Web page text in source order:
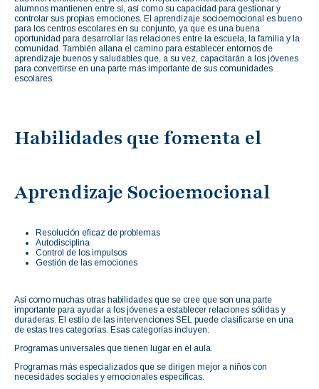
alumnos mantienen entre sí, así como su capacidad para gestionar y
controlar sus propias emociones. El aprendizaje socioemocional es bueno
para los centros escolares en su conjunto, ya que es una buena
oportunidad para desarrollar las relaciones entre la escuela, la familia y la
comunidad. También allana el camino para establecer entornos de
aprendizaje buenos y saludables que, a su vez, capacitarán a los jóvenes
para convertirse en una parte más importante de sus comunidades
escolares.
Habilidades que fomenta el
Aprendizaje Socioemocional
Resolución eficaz de problemas
Autodisciplina
Control de los impulsos
Gestión de las emociones
Así como muchas otras habilidades que se cree que son una parte
importante para ayudar a los jóvenes a establecer relaciones sólidas y
duraderas. El estilo de las intervenciones SEL puede clasificarse en una
de estas tres categorías. Esas categorías incluyen:
Programas universales que tienen lugar en el aula.
Programas más especializados que se dirigen mejor a niños con
necesidades sociales y emocionales específicas.